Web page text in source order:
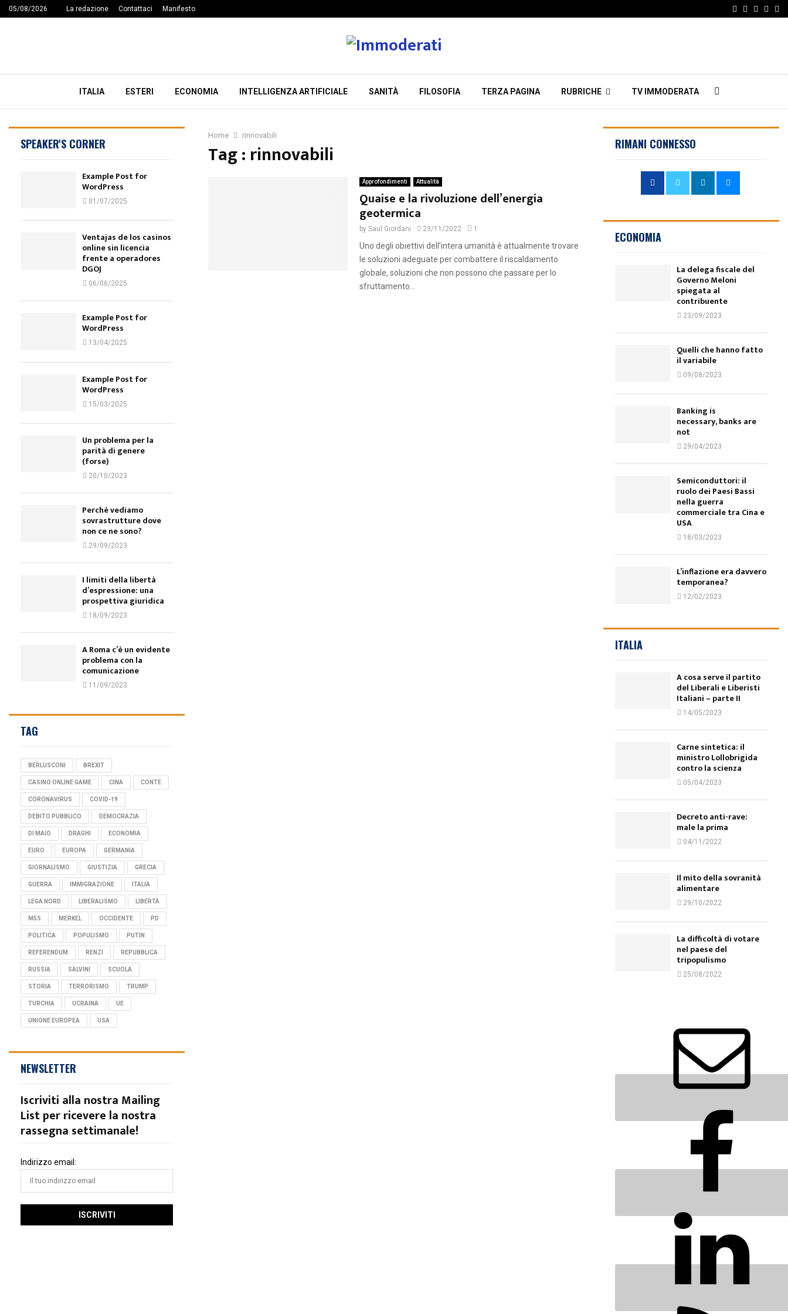
05/08/2026 La redazione Contattaci Manifesto Facebook
Twitter
ITALIA ESTERI ECONOMIA INTELLIGENZA ARTIFICIALE SANITÀ FILOSOFIA TERZA PAGINA RUBRICHE TV IMMODERATA
Home rinnovabili
Tag : rinnovabili
Approfondimenti Attualità
Quaise e la rivoluzione dell’energia
geotermica
by Saul Giordani 23/11/2022 1
Uno degli obiettivi dell’intera umanità è attualmente trovare
le soluzioni adeguate per combattere il riscaldamento
globale, soluzioni che non possono che passare per lo
sfruttamento...
SPEAKER'S CORNER
Example Post for
WordPress
01/07/2025
Ventajas de los casinos
online sin licencia
frente a operadores
DGOJ
06/06/2025
Example Post for
WordPress
13/04/2025
Example Post for
WordPress
15/03/2025
Un problema per la
parità di genere
(forse)
20/10/2023
Perché vediamo
sovrastrutture dove
non ce ne sono?
29/09/2023
I limiti della libertà
d’espressione: una
prospettiva giuridica
18/09/2023
A Roma c’è un evidente
problema con la
comunicazione
11/09/2023
TAG
BERLUSCONI BREXIT
CASINO ONLINE GAME CINA CONTE
CORONAVIRUS COVID-19
DEBITO PUBBLICO DEMOCRAZIA
DI MAIO DRAGHI ECONOMIA
EURO EUROPA GERMANIA
GIORNALISMO GIUSTIZIA GRECIA
GUERRA IMMIGRAZIONE ITALIA
LEGA NORD LIBERALISMO LIBERTÀ
M5S MERKEL OCCIDENTE PD
POLITICA POPULISMO PUTIN
REFERENDUM RENZI REPUBBLICA
RUSSIA SALVINI SCUOLA
STORIA TERRORISMO TRUMP
TURCHIA UCRAINA UE
UNIONE EUROPEA USA
NEWSLETTER
Iscriviti alla nostra Mailing
List per ricevere la nostra
rassegna settimanale!
Indirizzo email:
RIMANI CONNESSO
ECONOMIA
La delega fiscale del
Governo Meloni
spiegata al
contribuente
23/09/2023
Quelli che hanno fatto
il variabile
09/08/2023
Banking is
necessary, banks are
not
29/04/2023
Semiconduttori: il
ruolo dei Paesi Bassi
nella guerra
commerciale tra Cina e
USA
18/03/2023
L’inflazione era davvero
temporanea?
12/02/2023
ITALIA
A cosa serve il partito
del Liberali e Liberisti
Italiani – parte II
14/05/2023
Carne sintetica: il
ministro Lollobrigida
contro la scienza
05/04/2023
Decreto anti-rave:
male la prima
04/11/2022
Il mito della sovranità
alimentare
29/10/2022
La difficoltà di votare
nel paese del
tripopulismo
25/08/2022